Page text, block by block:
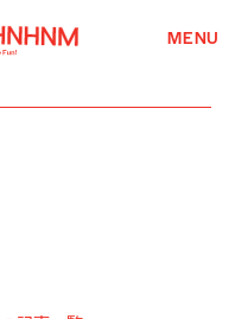
MENU